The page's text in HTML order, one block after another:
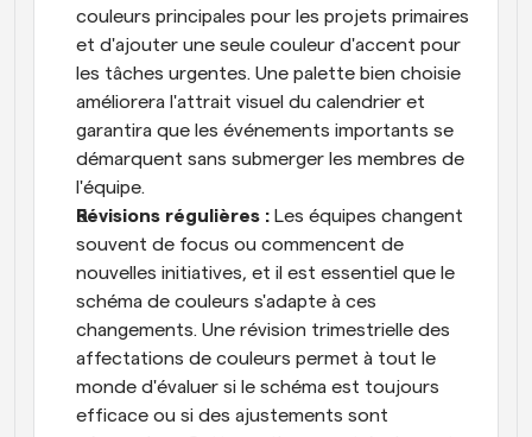
couleurs principales pour les projets primaires
et d'ajouter une seule couleur d'accent pour
les tâches urgentes. Une palette bien choisie
améliorera l'attrait visuel du calendrier et
garantira que les événements importants se
démarquent sans submerger les membres de
l'équipe.
Révisions régulières : Les équipes changent
souvent de focus ou commencent de
nouvelles initiatives, et il est essentiel que le
schéma de couleurs s'adapte à ces
changements. Une révision trimestrielle des
affectations de couleurs permet à tout le
monde d'évaluer si le schéma est toujours
efficace ou si des ajustements sont